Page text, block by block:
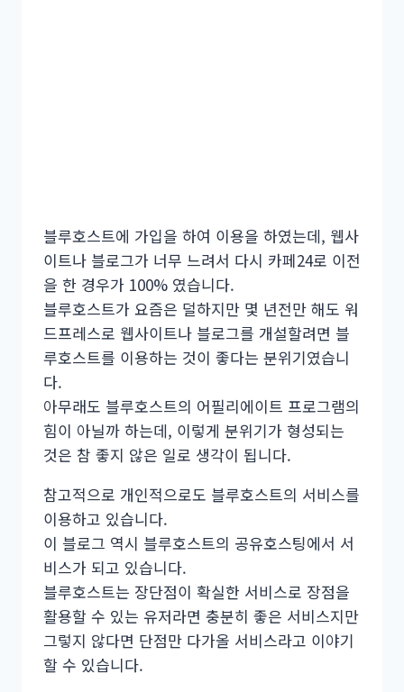
블루호스트에 가입을 하여 이용을 하였는데, 웹사
이트나 블로그가 너무 느려서 다시 카페24로 이전
을 한 경우가 100% 였습니다.
블루호스트가 요즘은 덜하지만 몇 년전만 해도 워
드프레스로 웹사이트나 블로그를 개설할려면 블
루호스트를 이용하는 것이 좋다는 분위기였습니
다.
아무래도 블루호스트의 어필리에이트 프로그램의
힘이 아닐까 하는데, 이렇게 분위기가 형성되는
것은 참 좋지 않은 일로 생각이 됩니다.
참고적으로 개인적으로도 블루호스트의 서비스를
이용하고 있습니다.
이 블로그 역시 블루호스트의 공유호스팅에서 서
비스가 되고 있습니다.
블루호스트는 장단점이 확실한 서비스로 장점을
활용할 수 있는 유저라면 충분히 좋은 서비스지만
그렇지 않다면 단점만 다가올 서비스라고 이야기
할 수 있습니다.